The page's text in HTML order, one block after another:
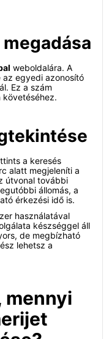
weboldalára. A
egyedi azonosító
Ez a szám
követéséhez.
a keresés
alatt megjeleníti a
útvonal további
állomás, a
érkezési idő is.
használatával
készséggel áll
de megbízható
lehetsz a
mennyi